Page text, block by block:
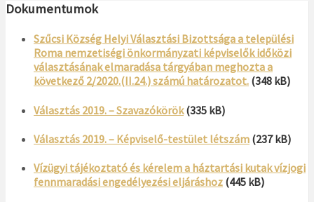
Dokumentumok
Szűcsi Község Helyi Választási Bizottsága a települési
Roma nemzetiségi önkormányzati képviselők időközi
választásának elmaradása tárgyában meghozta a
következő 2/2020.(II.24.) számú határozatot. (348 kB)
Választás 2019. – Szavazókörök (335 kB)
Választás 2019. – Képviselő-testület létszám (237 kB)
Vízügyi tájékoztató és kérelem a háztartási kutak vízjogi
fennmaradási engedélyezési eljáráshoz (445 kB)